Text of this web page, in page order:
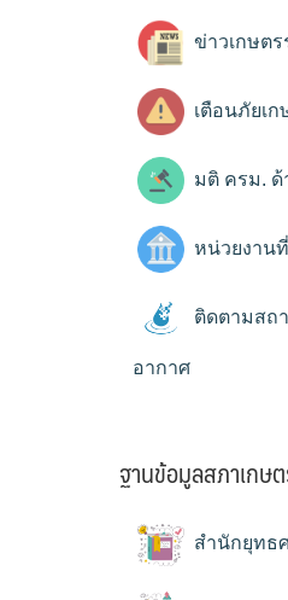
ข่าวเกษต
เตือนภัยเก
มติ ครม. ด้
หน่วยงาน
ติดตามสถ
อากาศ
ฐานข้อมูลสภาเกษ
สำนักยุทธ